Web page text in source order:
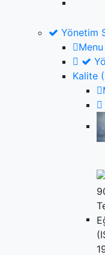
Yönetim
Menu
Kalite